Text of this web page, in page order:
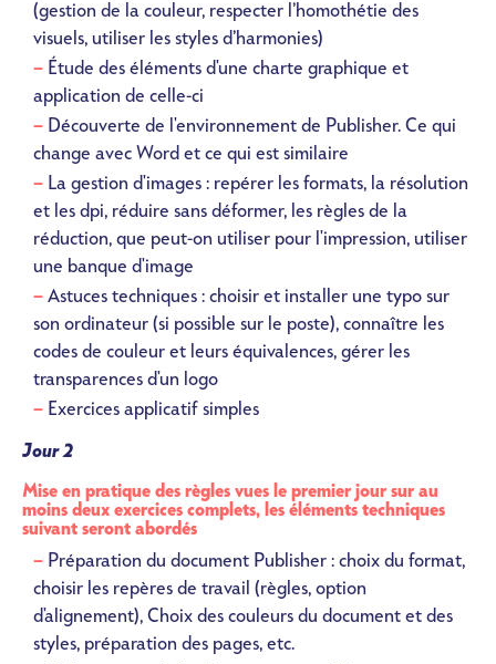
(gestion de la couleur, respecter l’homothétie des
visuels, utiliser les styles d’harmonies)
Étude des éléments d'une charte graphique et
application de celle-ci
Découverte de l'environnement de Publisher. Ce qui
change avec Word et ce qui est similaire
La gestion d'images : repérer les formats, la résolution
et les dpi, réduire sans déformer, les règles de la
réduction, que peut-on utiliser pour l'impression, utiliser
une banque d'image
Astuces techniques : choisir et installer une typo sur
son ordinateur (si possible sur le poste), connaître les
codes de couleur et leurs équivalences, gérer les
transparences d'un logo
Exercices applicatif simples
Jour 2
Mise en pratique des règles vues le premier jour sur au
moins deux exercices complets, les éléments techniques
suivant seront abordés
Préparation du document Publisher : choix du format,
choisir les repères de travail (règles, option
d'alignement), Choix des couleurs du document et des
styles, préparation des pages, etc.